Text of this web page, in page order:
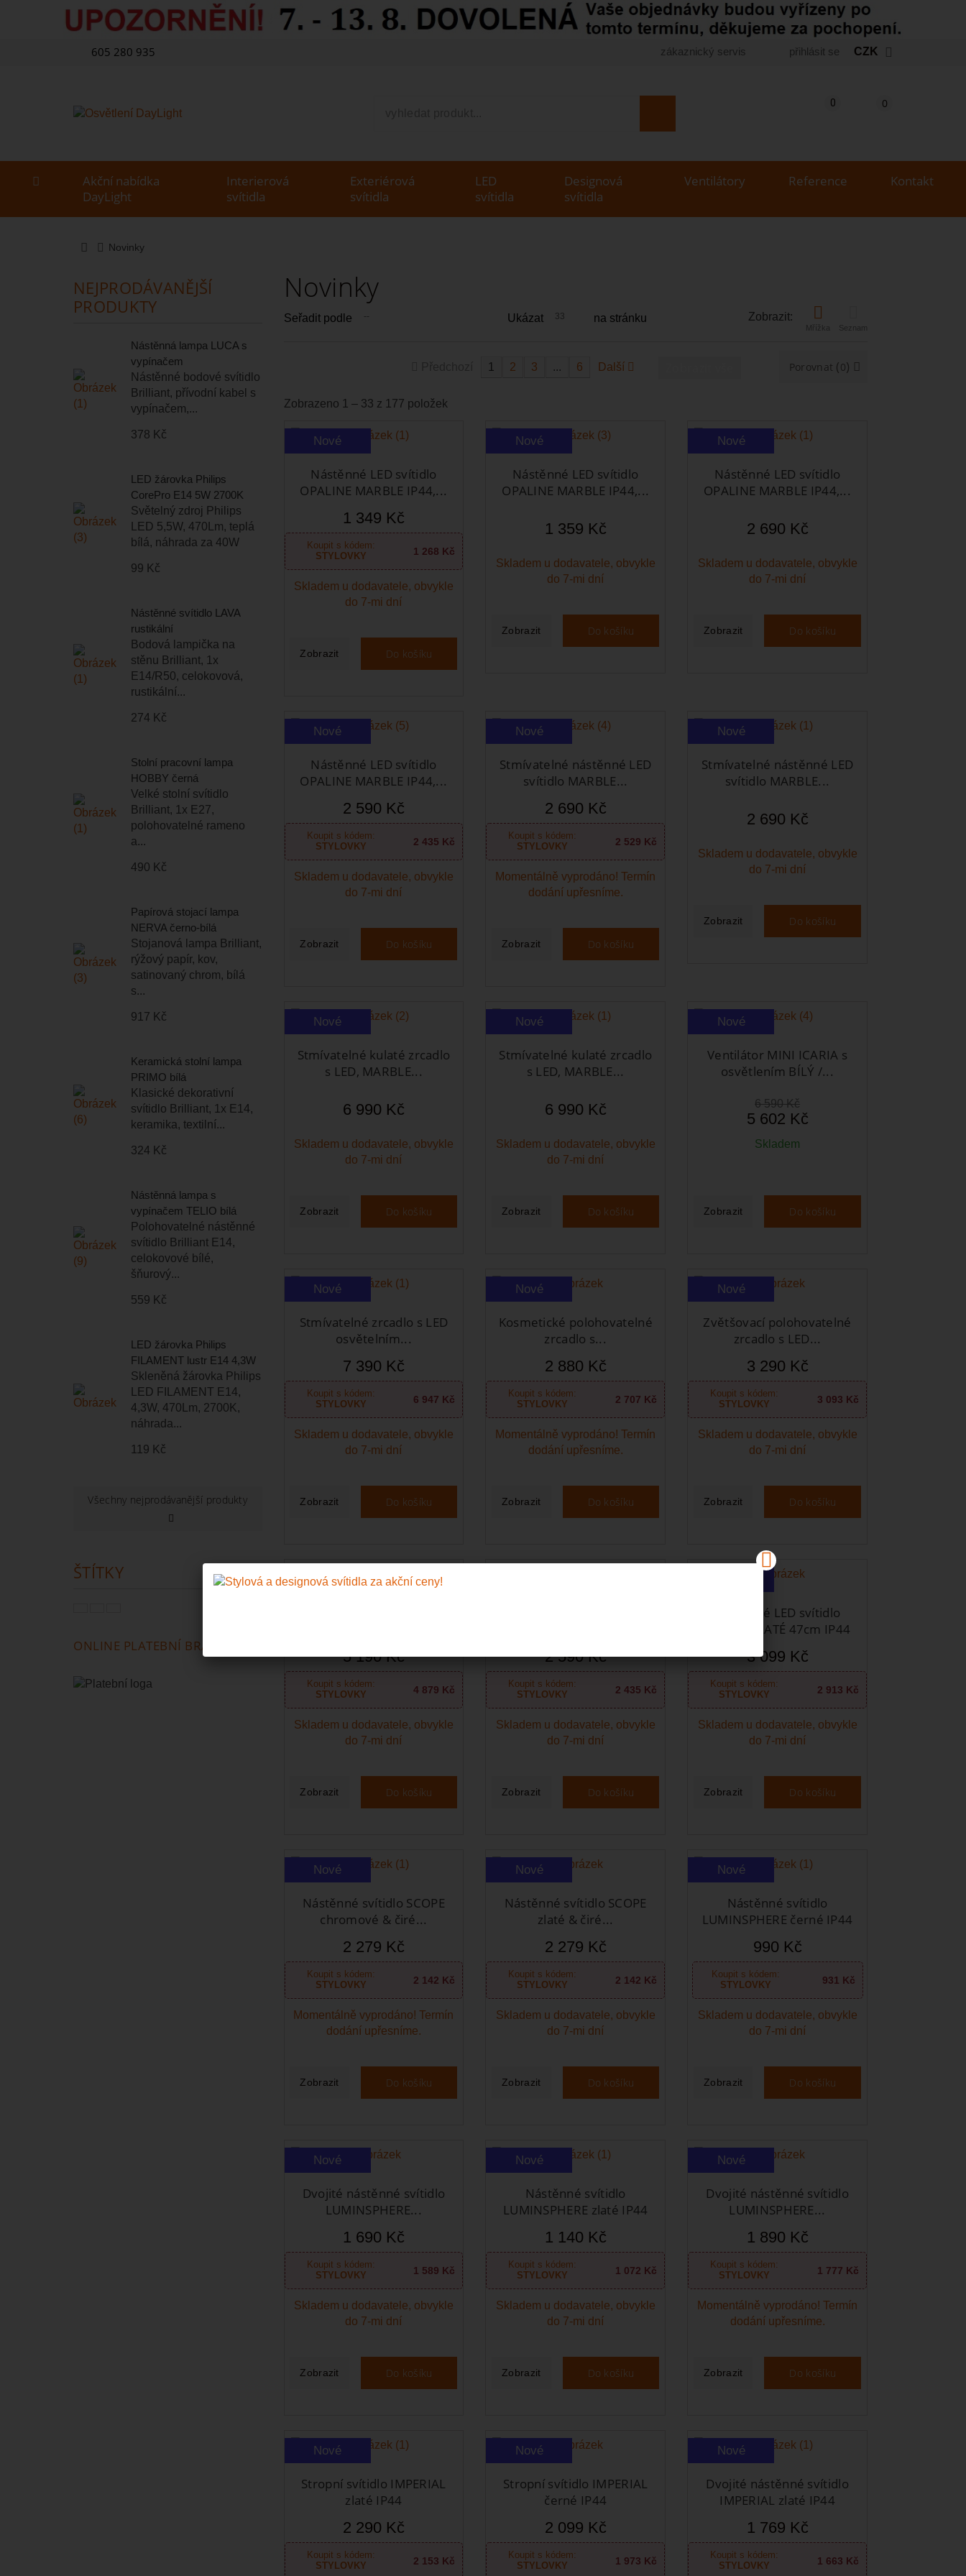
605 280 935 zákaznický servis přihlásit se CZK
0
(prázdný)
0
Porovnání produktů
Akční nabídka
DayLight
Interierová
svítidla
Exteriérová
svítidla
LED
svítidla
Designová
svítidla
Ventilátory Reference Kontakt
Novinky
NEJPRODÁVANĚJŠÍ
PRODUKTY
Nástěnná lampa LUCA s
vypínačem
Nástěnné bodové svítidlo
Brilliant, přívodní kabel s
vypínačem,...
378 Kč
LED žárovka Philips
CorePro E14 5W 2700K
Světelný zdroj Philips
LED 5,5W, 470Lm, teplá
bílá, náhrada za 40W
99 Kč
Nástěnné svítidlo LAVA
rustikální
Bodová lampička na
stěnu Brilliant, 1x
E14/R50, celokovová,
rustikální...
274 Kč
Stolní pracovní lampa
HOBBY černá
Velké stolní svítidlo
Brilliant, 1x E27,
polohovatelné rameno
a...
490 Kč
Papírová stojací lampa
NERVA černo-bílá
Stojanová lampa Brilliant,
rýžový papír, kov,
satinovaný chrom, bílá
s...
917 Kč
Keramická stolní lampa
PRIMO bílá
Klasické dekorativní
svítidlo Brilliant, 1x E14,
keramika, textilní...
324 Kč
Nástěnná lampa s
vypínačem TELIO bílá
Polohovatelné nástěnné
svítidlo Brilliant E14,
celokovové bílé,
šňurový...
559 Kč
LED žárovka Philips
FILAMENT lustr E14 4,3W
Skleněná žárovka Philips
LED FILAMENT E14,
4,3W, 470Lm, 2700K,
náhrada...
119 Kč
Všechny nejprodávanější produkty
ŠTÍTKY
ONLINE PLATEBNÍ BRÁNA
Novinky
Zobrazit:
Mřížka Seznam
Seřadit podle -- Ukázat 33 na stránku
Porovnat (0)
1 2 3 ... 6 Další
Zobrazeno 1 – 33 z 177 položek
Nové
Nástěnné LED svítidlo
OPALINE MARBLE IP44,...
1 349 Kč
Koupit s kódem:
STYLOVKY
1 268 Kč
Skladem u dodavatele, obvykle
do 7-mi dní
Zobrazit Do košíku
Nové
Nástěnné LED svítidlo
OPALINE MARBLE IP44,...
1 359 Kč
Skladem u dodavatele, obvykle
do 7-mi dní
Zobrazit Do košíku
Nové
Nástěnné LED svítidlo
OPALINE MARBLE IP44,...
2 690 Kč
Skladem u dodavatele, obvykle
do 7-mi dní
Zobrazit Do košíku
Nové
Nástěnné LED svítidlo
OPALINE MARBLE IP44,...
2 590 Kč
Koupit s kódem:
STYLOVKY
2 435 Kč
Skladem u dodavatele, obvykle
do 7-mi dní
Zobrazit Do košíku
Nové
Stmívatelné nástěnné LED
svítidlo MARBLE...
2 690 Kč
Koupit s kódem:
STYLOVKY
2 529 Kč
Momentálně vyprodáno! Termín
dodání upřesníme.
Zobrazit Do košíku
Nové
Stmívatelné nástěnné LED
svítidlo MARBLE...
2 690 Kč
Skladem u dodavatele, obvykle
do 7-mi dní
Zobrazit Do košíku
Nové
Stmívatelné kulaté zrcadlo
s LED, MARBLE...
6 990 Kč
Skladem u dodavatele, obvykle
do 7-mi dní
Zobrazit Do košíku
Nové
Stmívatelné kulaté zrcadlo
s LED, MARBLE...
6 990 Kč
Skladem u dodavatele, obvykle
do 7-mi dní
Zobrazit Do košíku
Nové
Ventilátor MINI ICARIA s
osvětlením BÍLÝ /...
6 590 Kč
5 602 Kč
Skladem
Zobrazit Do košíku
Nové
Stmívatelné zrcadlo s LED
osvětelním...
7 390 Kč
Koupit s kódem:
STYLOVKY
6 947 Kč
Skladem u dodavatele, obvykle
do 7-mi dní
Zobrazit Do košíku
Nové
Kosmetické polohovatelné
zrcadlo s...
2 880 Kč
Koupit s kódem:
STYLOVKY
2 707 Kč
Momentálně vyprodáno! Termín
dodání upřesníme.
Zobrazit Do košíku
Nové
Zvětšovací polohovatelné
zrcadlo s LED...
3 290 Kč
Koupit s kódem:
STYLOVKY
3 093 Kč
Skladem u dodavatele, obvykle
do 7-mi dní
Zobrazit Do košíku
Nové
5 190 Kč
Koupit s kódem:
STYLOVKY
4 879 Kč
Skladem u dodavatele, obvykle
do 7-mi dní
Zobrazit Do košíku
2 590 Kč
Koupit s kódem:
STYLOVKY
2 435 Kč
Skladem u dodavatele, obvykle
do 7-mi dní
Zobrazit Do košíku
Nástěnné LED svítidlo
PARMA ZLATÉ 47cm IP44
3 099 Kč
Koupit s kódem:
STYLOVKY
2 913 Kč
Skladem u dodavatele, obvykle
do 7-mi dní
Zobrazit Do košíku
Nové
Nástěnné svítidlo SCOPE
chromové & čiré...
2 279 Kč
Koupit s kódem:
STYLOVKY
2 142 Kč
Momentálně vyprodáno! Termín
dodání upřesníme.
Zobrazit Do košíku
Nové
Nástěnné svítidlo SCOPE
zlaté & čiré...
2 279 Kč
Koupit s kódem:
STYLOVKY
2 142 Kč
Skladem u dodavatele, obvykle
do 7-mi dní
Zobrazit Do košíku
Nové
Nástěnné svítidlo
LUMINSPHERE černé IP44
990 Kč
Koupit s kódem:
STYLOVKY
931 Kč
Skladem u dodavatele, obvykle
do 7-mi dní
Zobrazit Do košíku
Nové
Dvojité nástěnné svítidlo
LUMINSPHERE...
1 690 Kč
Koupit s kódem:
STYLOVKY
1 589 Kč
Skladem u dodavatele, obvykle
do 7-mi dní
Zobrazit Do košíku
Nové
Nástěnné svítidlo
LUMINSPHERE zlaté IP44
1 140 Kč
Koupit s kódem:
STYLOVKY
1 072 Kč
Skladem u dodavatele, obvykle
do 7-mi dní
Zobrazit Do košíku
Nové
Dvojité nástěnné svítidlo
LUMINSPHERE...
1 890 Kč
Koupit s kódem:
STYLOVKY
1 777 Kč
Momentálně vyprodáno! Termín
dodání upřesníme.
Zobrazit Do košíku
Nové
Stropní svítidlo IMPERIAL
zlaté IP44
2 290 Kč
Koupit s kódem:
STYLOVKY
2 153 Kč
Nové
Stropní svítidlo IMPERIAL
černé IP44
2 099 Kč
Koupit s kódem:
STYLOVKY
1 973 Kč
Nové
Dvojité nástěnné svítidlo
IMPERIAL zlaté IP44
1 769 Kč
Koupit s kódem:
STYLOVKY
1 663 Kč